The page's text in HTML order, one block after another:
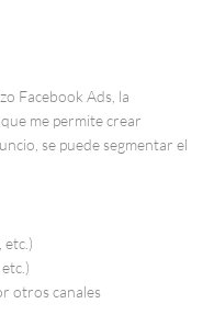
Facebook Ads, la
me permite crear
se puede segmentar el
etc.)
otros canales